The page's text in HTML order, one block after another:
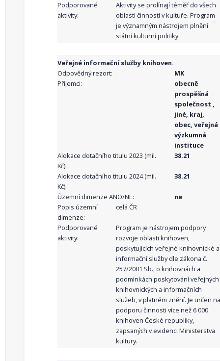
Podporované
aktivity:
Aktivity se prolínají téměř do všech
oblastí činností v kultuře. Program
je významným nástrojem plnění
státní kulturní politiky.
Veřejné informační služby knihoven.
Odpovědný rezort:
MK
Příjemci:
obecně
prospěšná
společnost ,
jiné, kraj,
obec, veřejná
výzkumná
instituce
Alokace dotačního titulu 2023 (mil.
Kč):
38.21
Alokace dotačního titulu 2024 (mil.
Kč):
38.21
Územní dimenze ANO/NE:
ne
Popis územní
dimenze:
celá ČR
Podporované
aktivity:
Program je nástrojem podpory
rozvoje oblasti knihoven,
poskytujících veřejné knihovnické a
informační služby dle zákona č.
257/2001 Sb., o knihovnách a
podmínkách poskytování veřejných
knihovnických a informačních
služeb, v platném znění. Je určen na
podporu činnosti více než 6 000
knihoven České republiky,
zapsaných v evidenci Ministerstva
kultury.